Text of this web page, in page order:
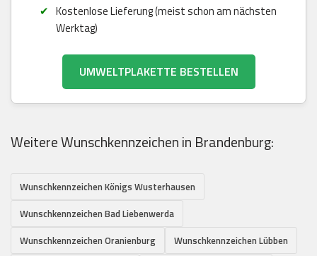
Kostenlose Lieferung (meist schon am nächsten
Werktag)
UMWELTPLAKETTE BESTELLEN
Weitere Wunschkennzeichen in Brandenburg:
Wunschkennzeichen Königs Wusterhausen
Wunschkennzeichen Bad Liebenwerda
Wunschkennzeichen Oranienburg
Wunschkennzeichen Lübben